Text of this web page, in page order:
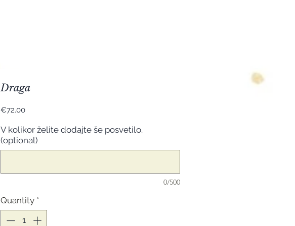
Draga
€72.00Price
V kolikor želite dodajte še posvetilo.
(optional)
0/500
Quantity *